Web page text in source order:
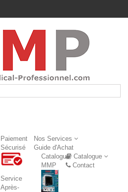
Nos Services
Paiement
Sécurisé
Service
Après-
Guide d'Achat
Catalogue
Catalogue
MMP
Contact